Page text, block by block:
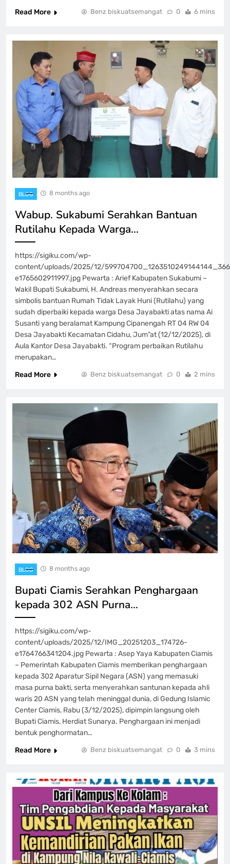
Read More
Benz biskuatsemangat 0 6 mins
BLOG 8 months ago
Wabup. Sukabumi Serahkan Bantuan
Rutilahu Kepada Warga…
https://sigiku.com/wp-
content/uploads/2025/12/
e1765602911997.jpg Pewarta : Arief Kabupaten Sukabumi –
Wakil Bupati Sukabumi, H. Andreas menyerahkan secara
simbolis bantuan Rumah Tidak Layak Huni (Rutilahu) yang
sudah diperbaiki kepada warga Desa Jayabakti atas nama Ai
Susanti yang beralamat Kampung Cipanengah RT 04 RW 04
Desa Jayabakti Kecamatan Cidahu, Jum”at (12/12/2025), di
Aula Kantor Desa Jayabakti. “Program perbaikan Rutilahu
merupakan…
Read More
Benz biskuatsemangat 0 2 mins
BLOG 8 months ago
Bupati Ciamis Serahkan Penghargaan
kepada 302 ASN Purna…
https://sigiku.com/wp-
content/uploads/2025/12/IMG_20251203_174726-
e1764766341204.jpg Pewarta : Asep Yaya Kabupaten Ciamis
– Pemerintah Kabupaten Ciamis memberikan penghargaan
kepada 302 Aparatur Sipil Negara (ASN) yang memasuki
masa purna bakti, serta menyerahkan santunan kepada ahli
waris 20 ASN yang telah meninggal dunia, di Gedung Islamic
Center Ciamis, Rabu (3/12/2025), dipimpin langsung oleh
Bupati Ciamis, Herdiat Sunarya. Penghargaan ini menjadi
bentuk penghormatan…
Read More
Benz biskuatsemangat 0 3 mins